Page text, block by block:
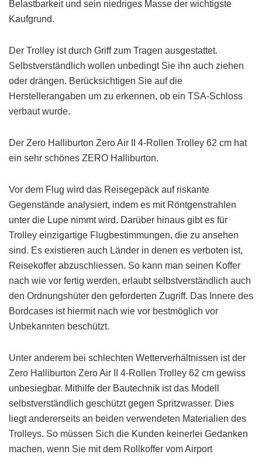
Belastbarkeit und sein niedriges Masse der wichtigste
Kaufgrund.
Der Trolley ist durch Griff zum Tragen ausgestattet.
Selbstverständlich wollen unbedingt Sie ihn auch ziehen
oder drängen. Berücksichtigen Sie auf die
Herstellerangaben um zu erkennen, ob ein TSA-Schloss
verbaut wurde.
Der Zero Halliburton Zero Air II 4-Rollen Trolley 62 cm hat
ein sehr schönes ZERO Halliburton.
Vor dem Flug wird das Reisegepäck auf riskante
Gegenstände analysiert, indem es mit Röntgenstrahlen
unter die Lupe nimmt wird. Darüber hinaus gibt es für
Trolley einzigartige Flugbestimmungen, die zu ansehen
sind. Es existieren auch Länder in denen es verboten ist,
Reisekoffer abzuschliessen. So kann man seinen Koffer
nach wie vor fertig werden, erlaubt selbstverständlich auch
den Ordnungshüter den geforderten Zugriff. Das Innere des
Bordcases ist hiermit nach wie vor bestmöglich vor
Unbekannten beschützt.
Unter anderem bei schlechten Wetterverhältnissen ist der
Zero Halliburton Zero Air II 4-Rollen Trolley 62 cm gewiss
unbesiegbar. Mithilfe der Bautechnik ist das Modell
selbstverständlich geschützt gegen Spritzwasser. Dies
liegt andererseits an beiden verwendeten Materialien des
Trolleys. So müssen Sich die Kunden keinerlei Gedanken
machen, wenn Sie mit dem Rollkoffer vom Airport